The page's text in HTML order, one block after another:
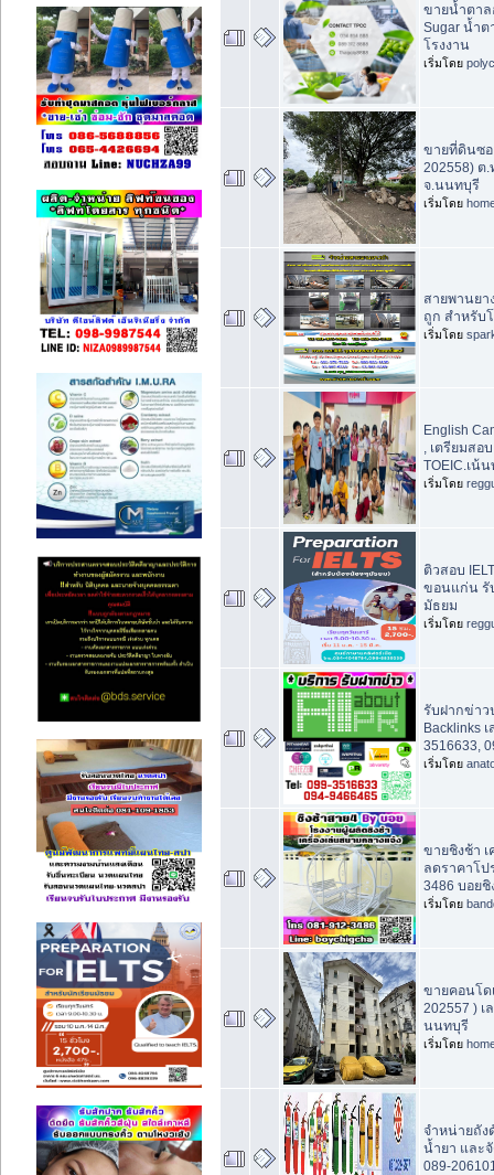
ขายน้ำตาล
Sugar น้ำต
โรงงาน
เริ่มโดย
ขายที่ดินซอ
202558) ต
จ.นนทบุรี
เริ่มโดย
สายพานยา
ถูก สำหรับ
เริ่มโดย
English
, เตรียมสอ
TOEIC.เน้
เริ่มโดย
ติวสอบ
ขอนแก่น รั
มัธยม
เริ่มโดย
รับฝากข่า
Backlinks
3516633,
เริ่มโดย
ขายชิงช้า
ลดราคาโป
3486 บอยชิ
เริ่มโดย
ขายคอนโด
202557 ) เ
นนทบุรี
เริ่มโดย
จำหน่ายถัง
น้ำยา และ
089-